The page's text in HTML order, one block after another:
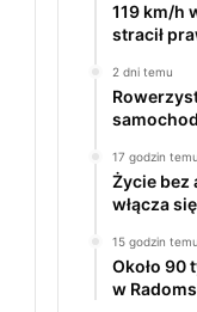
119 km/h
stracił
2 dni temu
17 godzin temu
Życie bez
włącza
15 godzin temu
Około 90
w